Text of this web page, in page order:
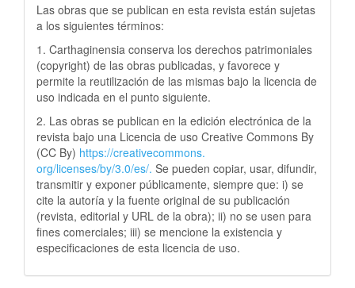
Las obras que se publican en esta revista están sujetas
a los siguientes términos:
1. Carthaginensia conserva los derechos patrimoniales
(copyright) de las obras publicadas, y favorece y
permite la reutilización de las mismas bajo la licencia de
uso indicada en el punto siguiente.
2. Las obras se publican en la edición electrónica de la
revista bajo una Licencia de uso Creative Commons By
(CC By) https://creativecommons.
org/licenses/by/3.0/es/. Se pueden copiar, usar, difundir,
transmitir y exponer públicamente, siempre que: i) se
cite la autoría y la fuente original de su publicación
(revista, editorial y URL de la obra); ii) no se usen para
fines comerciales; iii) se mencione la existencia y
especificaciones de esta licencia de uso.